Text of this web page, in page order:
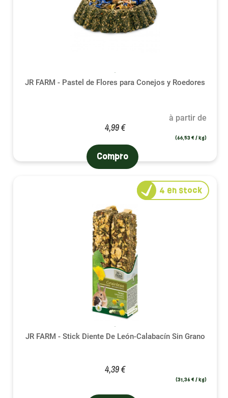
JR FARM - Pastel de Flores para Conejos y Roedores
à partir de
4,99 €
(66,53 € / kg)
Compro
JR FARM - Stick Diente De León-Calabacín Sin Grano
4,39 €
(31,36 € / kg)
4 en stock